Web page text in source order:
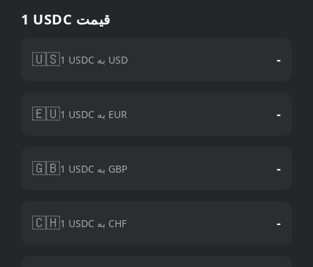
1 USDC قیمت
🇺🇸 1 USDC به USD -
🇪🇺 1 USDC به EUR -
🇬🇧 1 USDC به GBP -
🇨🇭 1 USDC به CHF -